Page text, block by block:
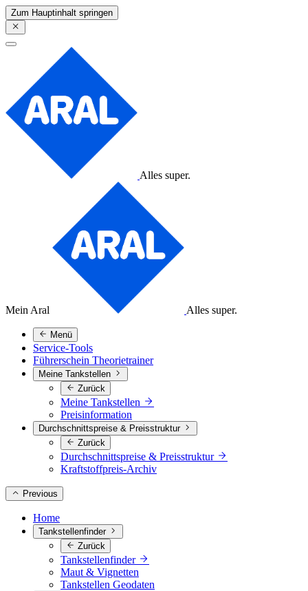
Zum Hauptinhalt springen
Alles super.
Mein Aral Alles super.
Menü
Service-Tools
Führerschein Theorietrainer
Meine Tankstellen
Zurück
Meine Tankstellen
Preisinformation
Durchschnittspreise & Preisstruktur
Zurück
Durchschnittspreise & Preisstruktur
Kraftstoffpreis-Archiv
Previous
Home
Tankstellenfinder
Zurück
Tankstellenfinder
Maut & Vignetten
Tankstellen Geodaten